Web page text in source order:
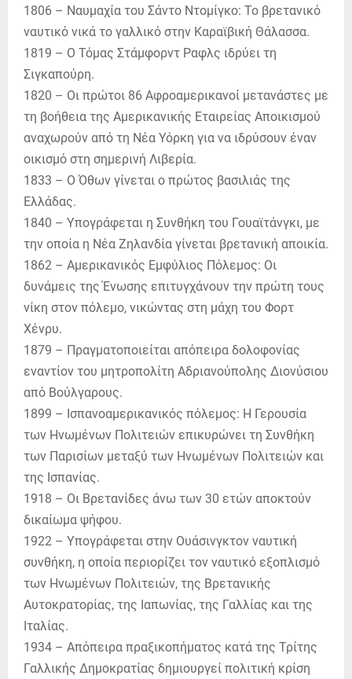
1806 – Ναυμαχία του Σάντο Ντομίγκο: Το βρετανικό
ναυτικό νικά το γαλλικό στην Καραϊβική Θάλασσα.
1819 – Ο Τόμας Στάμφορντ Ραφλς ιδρύει τη
Σιγκαπούρη.
1820 – Οι πρώτοι 86 Αφροαμερικανοί μετανάστες με
τη βοήθεια της Αμερικανικής Εταιρείας Αποικισμού
αναχωρούν από τη Νέα Υόρκη για να ιδρύσουν έναν
οικισμό στη σημερινή Λιβερία.
1833 – Ο Όθων γίνεται ο πρώτος βασιλιάς της
Ελλάδας.
1840 – Υπογράφεται η Συνθήκη του Γουαϊτάνγκι, με
την οποία η Νέα Ζηλανδία γίνεται βρετανική αποικία.
1862 – Αμερικανικός Εμφύλιος Πόλεμος: Οι
δυνάμεις της Ένωσης επιτυγχάνουν την πρώτη τους
νίκη στον πόλεμο, νικώντας στη μάχη του Φορτ
Χένρυ.
1879 – Πραγματοποιείται απόπειρα δολοφονίας
εναντίον του μητροπολίτη Αδριανούπολης Διονύσιου
από Βούλγαρους.
1899 – Ισπανοαμερικανικός πόλεμος: Η Γερουσία
των Ηνωμένων Πολιτειών επικυρώνει τη Συνθήκη
των Παρισίων μεταξύ των Ηνωμένων Πολιτειών και
της Ισπανίας.
1918 – Οι Βρετανίδες άνω των 30 ετών αποκτούν
δικαίωμα ψήφου.
1922 – Υπογράφεται στην Ουάσινγκτον ναυτική
συνθήκη, η οποία περιορίζει τον ναυτικό εξοπλισμό
των Ηνωμένων Πολιτειών, της Βρετανικής
Αυτοκρατορίας, της Ιαπωνίας, της Γαλλίας και της
Ιταλίας.
1934 – Απόπειρα πραξικοπήματος κατά της Τρίτης
Γαλλικής Δημοκρατίας δημιουργεί πολιτική κρίση